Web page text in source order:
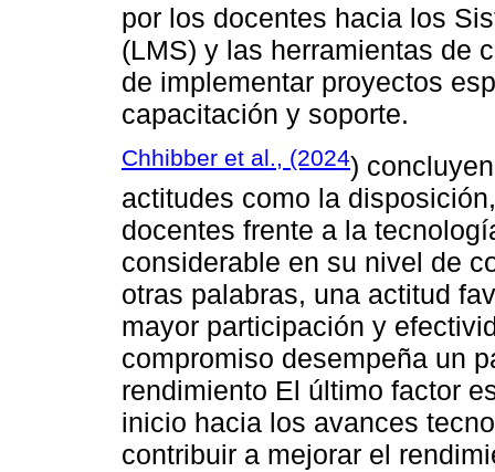
por los docentes hacia los
(LMS) y las herramientas de
de implementar proyectos
capacitación y soporte.
Chhibber et al., (2024)
actitudes como la
docentes frente a la
considerable en su nivel de
otras palabras, una actitud
mayor participación y
compromiso desempeña un
rendimiento El último factor
inicio hacia los avances
contribuir a mejorar el